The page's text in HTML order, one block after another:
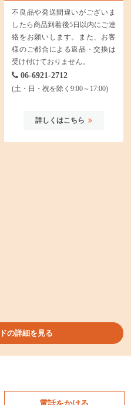
不良品や発送間違いがございま
したら商品到着後5日以内にご連
絡をお願いします。また、お客
様のご都合による返品・交換は
受け付けておりません。
06-6921-2712
(土・日・祝を除く9:00～17:00)
詳しくはこちら
の詳細を見る